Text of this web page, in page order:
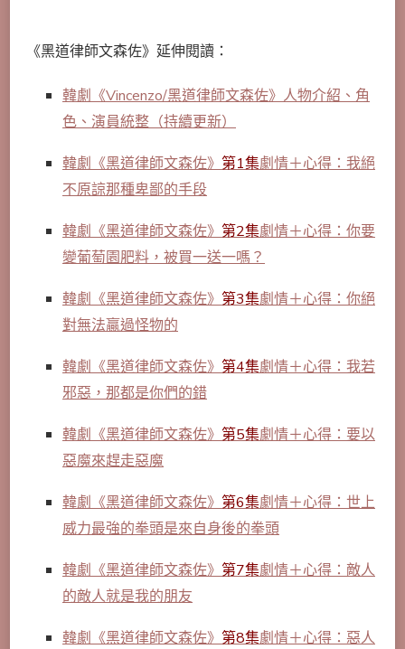
《黑道律師文森佐》延伸閱讀：
韓劇《Vincenzo/黑道律師文森佐》人物介紹、角
色、演員統整（持續更新）
韓劇《黑道律師文森佐》 第1集劇情＋心得：我絕
不原諒那種卑鄙的手段
韓劇《黑道律師文森佐》 第2集劇情＋心得：你要
變葡萄園肥料，被買一送一嗎？
韓劇《黑道律師文森佐》 第3集劇情＋心得：你絕
對無法贏過怪物的
韓劇《黑道律師文森佐》 第4集劇情＋心得：我若
邪惡，那都是你們的錯
韓劇《黑道律師文森佐》 第5集劇情＋心得：要以
惡魔來趕走惡魔
韓劇《黑道律師文森佐》 第6集劇情＋心得：世上
威力最強的拳頭是來自身後的拳頭
韓劇《黑道律師文森佐》 第7集劇情＋心得：敵人
的敵人就是我的朋友
韓劇《黑道律師文森佐》 第8集劇情＋心得：惡人